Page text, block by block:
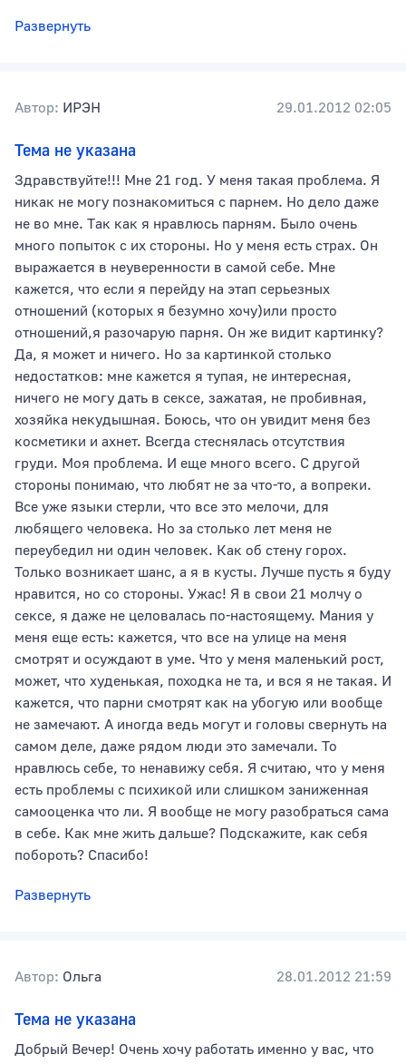
Развернуть
Автор: ИРЭН 29.01.2012 02:05
Тема не указана
Здравствуйте!!! Мне 21 год. У меня такая проблема. Я
никак не могу познакомиться с парнем. Но дело даже
не во мне. Так как я нравлюсь парням. Было очень
много попыток с их стороны. Но у меня есть страх. Он
выражается в неуверенности в самой себе. Мне
кажется, что если я перейду на этап серьезных
отношений (которых я безумно хочу)или просто
отношений,я разочарую парня. Он же видит картинку?
Да, я может и ничего. Но за картинкой столько
недостатков: мне кажется я тупая, не интересная,
ничего не могу дать в сексе, зажатая, не пробивная,
хозяйка некудышная. Боюсь, что он увидит меня без
косметики и ахнет. Всегда стеснялась отсутствия
груди. Моя проблема. И еще много всего. С другой
стороны понимаю, что любят не за что-то, а вопреки.
Все уже языки стерли, что все это мелочи, для
любящего человека. Но за столько лет меня не
переубедил ни один человек. Как об стену горох.
Только возникает шанс, а я в кусты. Лучше пусть я буду
нравится, но со стороны. Ужас! Я в свои 21 молчу о
сексе, я даже не целовалась по-настоящему. Мания у
меня еще есть: кажется, что все на улице на меня
смотрят и осуждают в уме. Что у меня маленький рост,
может, что худенькая, походка не та, и вся я не такая. И
кажется, что парни смотрят как на убогую или вообще
не замечают. А иногда ведь могут и головы свернуть на
самом деле, даже рядом люди это замечали. То
нравлюсь себе, то ненавижу себя. Я считаю, что у меня
есть проблемы с психикой или слишком заниженная
самооценка что ли. Я вообще не могу разобраться сама
в себе. Как мне жить дальше? Подскажите, как себя
побороть? Спасибо!
Развернуть
Автор: Ольга 28.01.2012 21:59
Тема не указана
Добрый Вечер! Очень хочу работать именно у вас, что